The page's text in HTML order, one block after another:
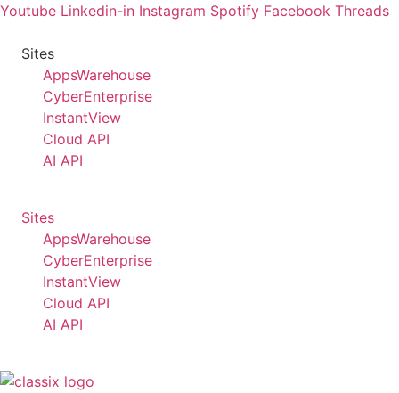
Zum
springen
Youtube Linkedin-in Instagram Spotify Facebook Threads
Sites
AppsWarehouse
CyberEnterprise
InstantView
Cloud API
AI API
Sites
AppsWarehouse
CyberEnterprise
InstantView
Cloud API
AI API